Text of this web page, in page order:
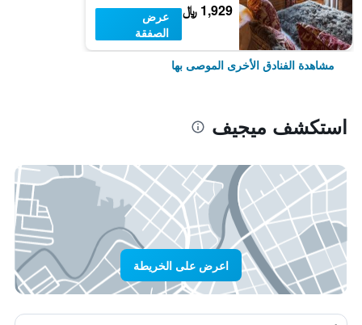
1,929 ﷼
عرض
الصفقة
مشاهدة الفنادق الأخرى الموصى بها
استكشف ميجيف
اعرض على الخريطة